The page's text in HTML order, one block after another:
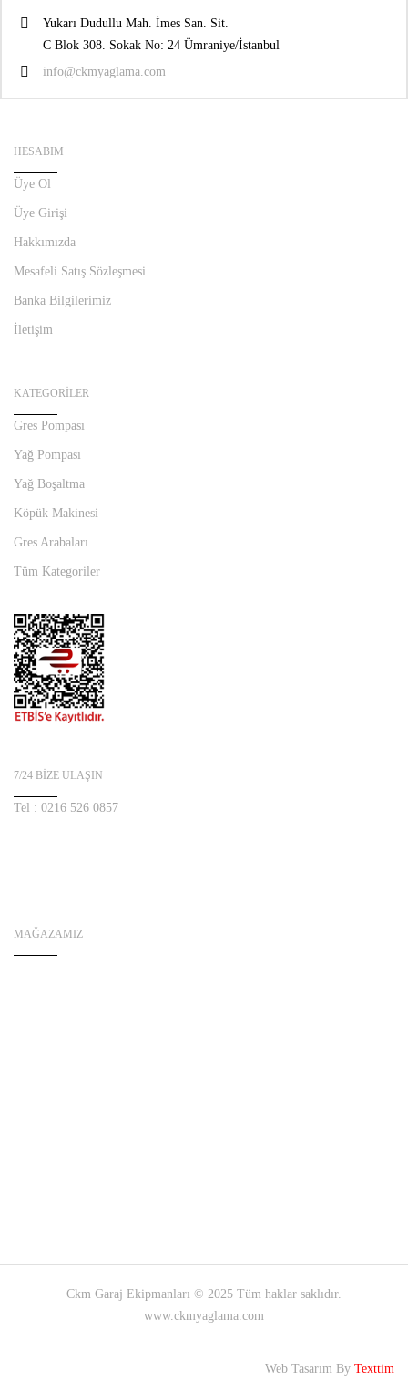
Yukarı Dudullu Mah. İmes San. Sit.
C Blok 308. Sokak No: 24 Ümraniye/İstanbul
info@ckmyaglama.com
HESABIM
Üye Ol
Üye Girişi
Hakkımızda
Mesafeli Satış Sözleşmesi
Banka Bilgilerimiz
İletişim
KATEGORILER
Gres Pompası
Yağ Pompası
Yağ Boşaltma
Köpük Makinesi
Gres Arabaları
Tüm Kategoriler
7/24 BIZE ULAŞIN
Tel : 0216 526 0857
MAĞAZAMIZ
Ckm Garaj Ekipmanları © 2025 Tüm haklar saklıdır.
www.ckmyaglama.com
Web Tasarım By Texttim